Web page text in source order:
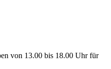
von 13.00 bis 18.00 Uhr für